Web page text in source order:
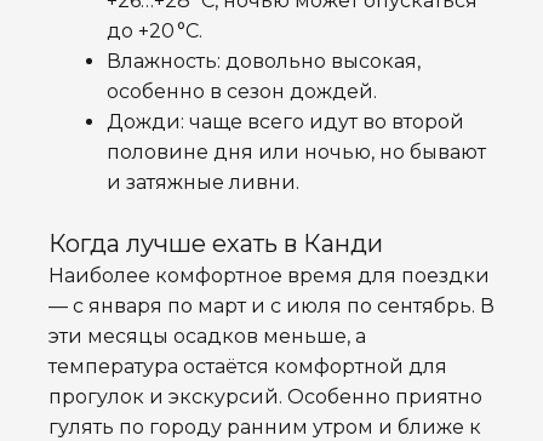
до +20 °C.
Влажность: довольно высокая,
особенно в сезон дождей.
Дожди: чаще всего идут во второй
половине дня или ночью, но бывают
и затяжные ливни.
Когда лучше ехать в Канди
Наиболее комфортное время для поездки
— с января по март и с июля по сентябрь. В
эти месяцы осадков меньше, а
температура остаётся комфортной для
прогулок и экскурсий. Особенно приятно
гулять по городу ранним утром и ближе к